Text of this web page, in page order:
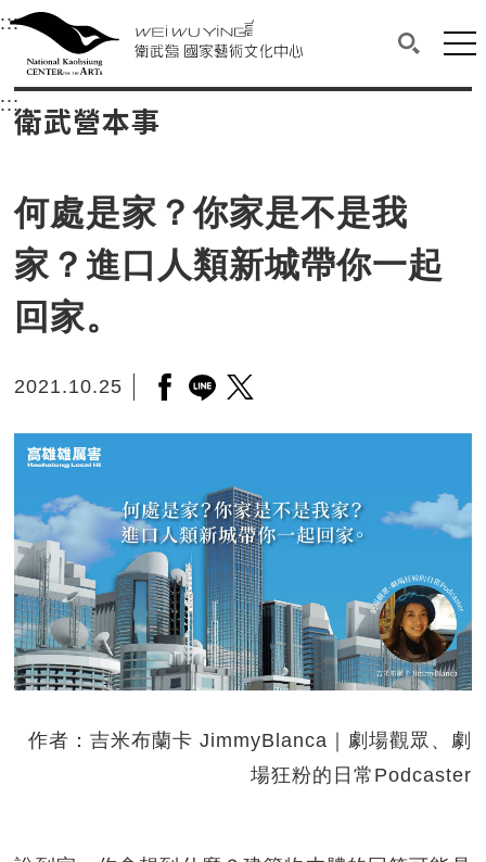
衛武營國家藝術文化中心
中央內容區塊，為本頁主要內容區。
:::選單連結區塊，此區塊列有本網站主要連結。
衛武營國家藝術文化中心
搜尋(開
網
:::中央內容區塊，為本頁主要內容區。
衛武營本事
何處是家？你家是不是我
家？進口人類新城帶你一起
回家。
2021.10.25 另開新視窗分享至facebook
另開新視窗分享至line
另開新視窗分享至twitter
作者：吉米布蘭卡 JimmyBlanca｜劇場觀眾、劇
場狂粉的日常Podcaster